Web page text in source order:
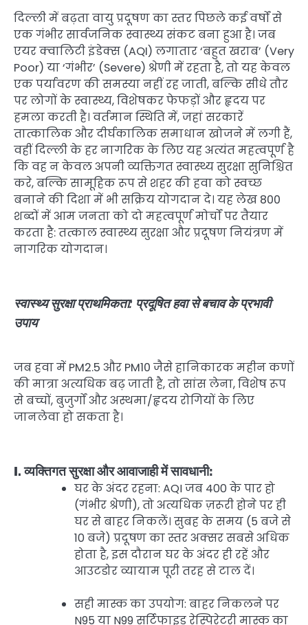
दिल्ली में बढ़ता वायु प्रदूषण का स्तर पिछले कई वर्षों से
एक गंभीर सार्वजनिक स्वास्थ्य संकट बना हुआ है। जब
एयर क्वालिटी इंडेक्स (AQI) लगातार ‘बहुत खराब’ (Very
Poor) या ‘गंभीर’ (Severe) श्रेणी में रहता है, तो यह केवल
एक पर्यावरण की समस्या नहीं रह जाती, बल्कि सीधे तौर
पर लोगों के स्वास्थ्य, विशेषकर फेफड़ों और हृदय पर
हमला करती है। वर्तमान स्थिति में, जहां सरकारें
तात्कालिक और दीर्घकालिक समाधान खोजने में लगी हैं,
वहीं दिल्ली के हर नागरिक के लिए यह अत्यंत महत्वपूर्ण है
कि वह न केवल अपनी व्यक्तिगत स्वास्थ्य सुरक्षा सुनिश्चित
करे, बल्कि सामूहिक रूप से शहर की हवा को स्वच्छ
बनाने की दिशा में भी सक्रिय योगदान दे। यह लेख 800
शब्दों में आम जनता को दो महत्वपूर्ण मोर्चों पर तैयार
करता है: तत्काल स्वास्थ्य सुरक्षा और प्रदूषण नियंत्रण में
नागरिक योगदान।
स्वास्थ्य सुरक्षा प्राथमिकता: प्रदूषित हवा से बचाव के प्रभावी
उपाय
जब हवा में PM2.5 और PM10 जैसे हानिकारक महीन कणों
की मात्रा अत्यधिक बढ़ जाती है, तो सांस लेना, विशेष रूप
से बच्चों, बुजुर्गों और अस्थमा/हृदय रोगियों के लिए
जानलेवा हो सकता है।
I. व्यक्तिगत सुरक्षा और आवाजाही में सावधानी:
घर के अंदर रहना: AQI जब 400 के पार हो
(गंभीर श्रेणी), तो अत्यधिक ज़रूरी होने पर ही
घर से बाहर निकलें। सुबह के समय (5 बजे से
10 बजे) प्रदूषण का स्तर अक्सर सबसे अधिक
होता है, इस दौरान घर के अंदर ही रहें और
आउटडोर व्यायाम पूरी तरह से टाल दें।
सही मास्क का उपयोग: बाहर निकलने पर
N95 या N99 सर्टिफाइड रेस्पिरेटरी मास्क का